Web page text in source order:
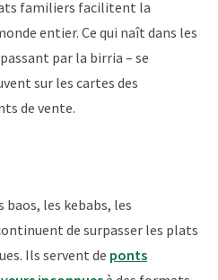
familiers facilitent la
entier. Ce qui naît dans les
par la birria – se
sur les cartes des
de vente.
les kebabs, les
de surpasser les plats
Ils servent de ponts